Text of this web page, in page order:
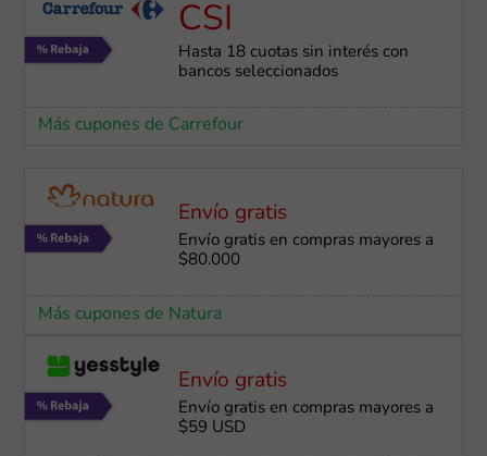
CSI
Hasta 18 cuotas sin interés con
bancos seleccionados
Más cupones de Carrefour
Envío gratis
Envío gratis en compras mayores a
$80.000
Más cupones de Natura
Envío gratis
Envío gratis en compras mayores a
$59 USD